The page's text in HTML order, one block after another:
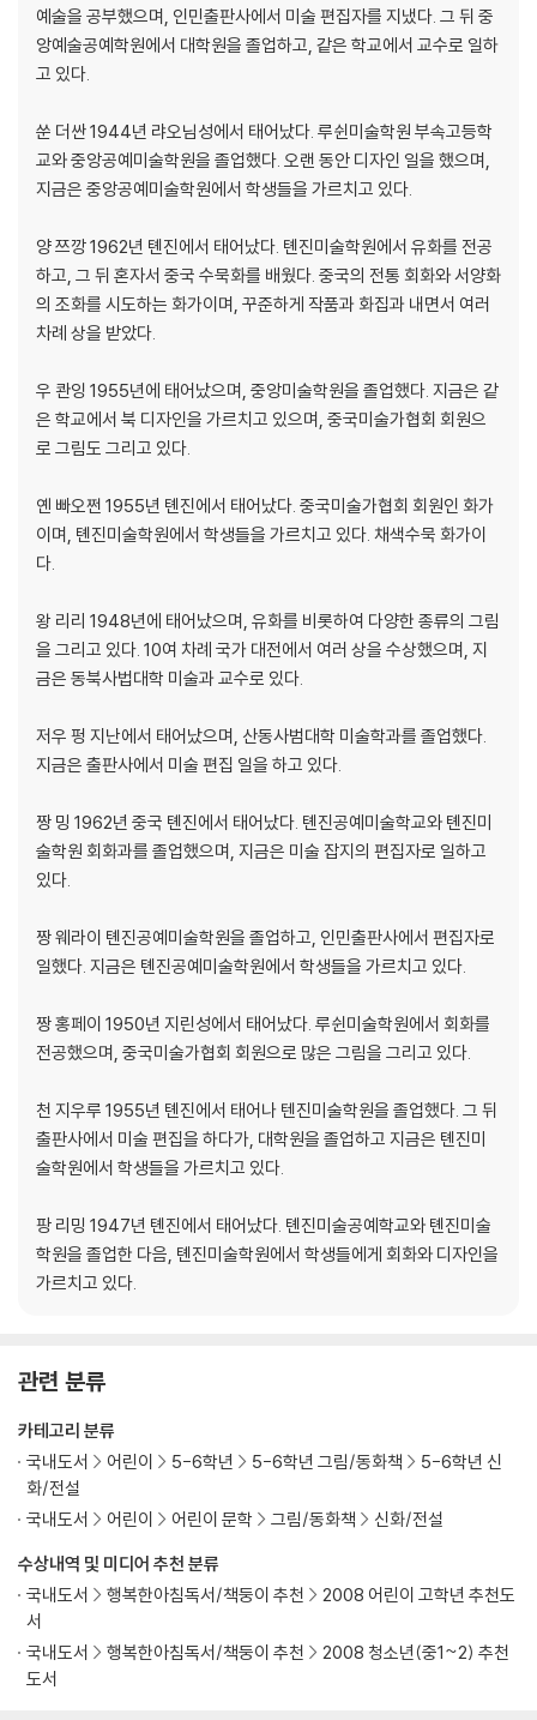
예술을 공부했으며, 인민출판사에서 미술 편집자를 지냈다. 그 뒤 중
앙예술공예학원에서 대학원을 졸업하고, 같은 학교에서 교수로 일하
고 있다.
쑨 더싼 1944년 랴오님성에서 태어났다. 루쉰미술학원 부속고등학
교와 중앙공예미술학원을 졸업했다. 오랜 동안 디자인 일을 했으며,
지금은 중앙공예미술학원에서 학생들을 가르치고 있다.
양 쯔깡 1962년 톈진에서 태어났다. 톈진미술학원에서 유화를 전공
하고, 그 뒤 혼자서 중국 수묵화를 배웠다. 중국의 전통 회화와 서양화
의 조화를 시도하는 화가이며, 꾸준하게 작품과 화집과 내면서 여러
차례 상을 받았다.
우 콴잉 1955년에 태어났으며, 중앙미술학원을 졸업했다. 지금은 같
은 학교에서 북 디자인을 가르치고 있으며, 중국미술가협회 회원으
로 그림도 그리고 있다.
옌 빠오쩐 1955년 톈진에서 태어났다. 중국미술가협회 회원인 화가
이며, 톈진미술학원에서 학생들을 가르치고 있다. 채색수묵 화가이
다.
왕 리리 1948년에 태어났으며, 유화를 비롯하여 다양한 종류의 그림
을 그리고 있다. 10여 차례 국가 대전에서 여러 상을 수상했으며, 지
금은 동북사법대학 미술과 교수로 있다.
저우 펑 지난에서 태어났으며, 산동사범대학 미술학과를 졸업했다.
지금은 출판사에서 미술 편집 일을 하고 있다.
짱 밍 1962년 중국 톈진에서 태어났다. 톈진공예미술학교와 톈진미
술학원 회화과를 졸업했으며, 지금은 미술 잡지의 편집자로 일하고
있다.
짱 웨라이 톈진공예미술학원을 졸업하고, 인민출판사에서 편집자로
일했다. 지금은 톈진공예미술학원에서 학생들을 가르치고 있다.
짱 홍페이 1950년 지린성에서 태어났다. 루쉰미술학원에서 회화를
전공했으며, 중국미술가협회 회원으로 많은 그림을 그리고 있다.
천 지우루 1955년 톈진에서 태어나 텐진미술학원을 졸업했다. 그 뒤
출판사에서 미술 편집을 하다가, 대학원을 졸업하고 지금은 톈진미
술학원에서 학생들을 가르치고 있다.
팡 리밍 1947년 톈진에서 태어났다. 톈진미술공예학교와 톈진미술
학원을 졸업한 다음, 톈진미술학원에서 학생들에게 회화와 디자인을
가르치고 있다.
관련 분류
수상내역 및 미디어 추천 분류
국내도서
행복한아침독서/책둥이 추천
2008 어린이 고학년 추천도
서
국내도서
행복한아침독서/책둥이 추천
2008 청소년(중1~2) 추천
도서
카테고리 분류
국내도서
어린이 5-6학년 5-6학년 그림/동화책
5-6학년 신
화/전설
국내도서
어린이 어린이 문학 그림/동화책 신화/전설